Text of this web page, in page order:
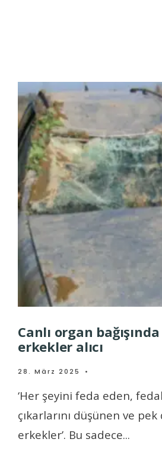
Canlı organ
erkekler alıcı
28. März 2025 •
‘Her şeyini feda eden,
çıkarlarını düşünen ve
erkekler’. Bu sadece...